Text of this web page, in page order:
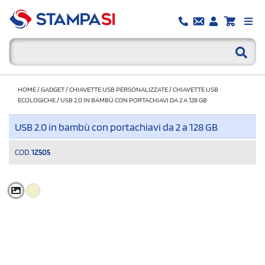
HOME/GADGET/CHIAVETTE USB PERSONALIZZATE/CHIAVETTE USB
ECOLOGICHE/USB 2.0 IN BAMBÙ CON PORTACHIAVI DA 2 A 128 GB
USB 2.0 in bambù con portachiavi da 2 a 128 GB
COD. 1Z505